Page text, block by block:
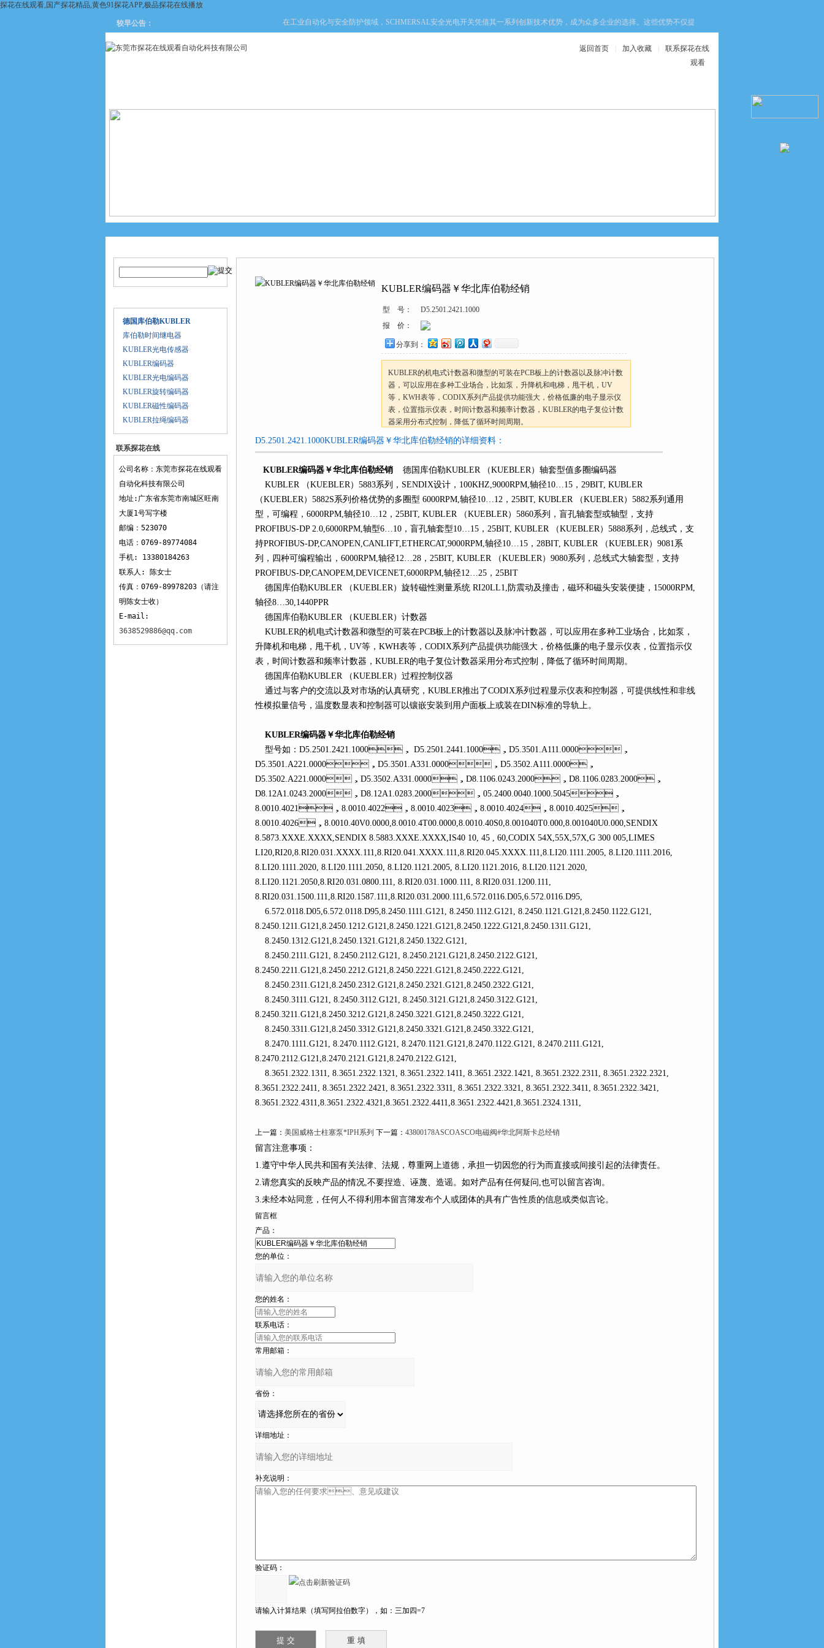
探花在线观看,国产探花精品,黄色91探花APP,极品探花在线播放
较早公告： 在工业自动化与安全防护领域，SCHMERSAL安全光电开关凭借其一系列创新技术优势，成为众多企业的选择。这些优势不仅提升了设备的安全性，还优化了生产效率与维护
返回首页 加入收藏
联系探花在线
观看
德国库伯勒KUBLER
库伯勒时间继电器
KUBLER光电传感器
KUBLER编码器
KUBLER光电编码器
KUBLER旋转编码器
KUBLER磁性编码器
KUBLER拉绳编码器
联系探花在线
观看
公司名称：东莞市探花在线观看
自动化科技有限公司
地址:广东省东莞市南城区旺南
大厦1号写字楼
邮编：523070
电话：0769-89774084
手机: 13380184263
联系人: 陈女士
传真：0769-89978203（请注
明陈女士收）
E-mail:
3638529886@qq.com
KUBLER编码器￥华北库伯勒经销
型 号：
D5.2501.2421.1000
报 价：
分享到：
KUBLER的机电式计数器和微型的可装在PCB板上的计数器以及脉冲计数
器，可以应用在多种工业场合，比如泵，升降机和电梯，甩干机，UV
等，KWH表等，CODIX系列产品提供功能强大，价格低廉的电子显示仪
表，位置指示仪表，时间计数器和频率计数器，KUBLER的电子复位计数
器采用分布式控制，降低了循环时间周期。
D5.2501.2421.1000KUBLER编码器￥华北库伯勒经销的详细资料：
KUBLER编码器￥华北库伯勒经销 德国库伯勒KUBLER （KUEBLER）轴套型值多圈编码器
KUBLER （KUEBLER）5883系列，SENDIX设计，100KHZ,9000RPM,轴径10…15，29BIT, KUBLER
（KUEBLER）5882S系列价格优势的多圈型 6000RPM,轴径10…12，25BIT, KUBLER （KUEBLER）5882系列通用
型，可编程，6000RPM,轴径10…12，25BIT, KUBLER （KUEBLER）5860系列，盲孔轴套型或轴型，支持
PROFIBUS-DP 2.0,6000RPM,轴型6…10，盲孔轴套型10…15，25BIT, KUBLER （KUEBLER）5888系列，总线式，支
持PROFIBUS-DP,CANOPEN,CANLIFT,ETHERCAT,9000RPM,轴径10…15，28BIT, KUBLER （KUEBLER）9081系
列，四种可编程输出，6000RPM,轴径12…28，25BIT, KUBLER （KUEBLER）9080系列，总线式大轴套型，支持
PROFIBUS-DP,CANOPEM,DEVICENET,6000RPM,轴径12…25，25BIT
德国库伯勒KUBLER （KUEBLER）旋转磁性测量系统 RI20LL1,防震动及撞击，磁环和磁头安装便捷，15000RPM,
轴径8…30,1440PPR
德国库伯勒KUBLER （KUEBLER）计数器
KUBLER的机电式计数器和微型的可装在PCB板上的计数器以及脉冲计数器，可以应用在多种工业场合，比如泵，
升降机和电梯，甩干机，UV等，KWH表等，CODIX系列产品提供功能强大，价格低廉的电子显示仪表，位置指示仪
表，时间计数器和频率计数器，KUBLER的电子复位计数器采用分布式控制，降低了循环时间周期。
德国库伯勒KUBLER （KUEBLER）过程控制仪器
通过与客户的交流以及对市场的认真研究，KUBLER推出了CODIX系列过程显示仪表和控制器，可提供线性和非线
性模拟量信号，温度数显表和控制器可以镶嵌安装到用户面板上或装在DIN标准的导轨上。
KUBLER编码器￥华北库伯勒经销
型号如：D5.2501.2421.1000， D5.2501.2441.1000，D5.3501.A111.0000，
D5.3501.A221.0000，D5.3501.A331.0000，D5.3502.A111.0000，
D5.3502.A221.0000，D5.3502.A331.0000，D8.1106.0243.2000，D8.1106.0283.2000，
D8.12A1.0243.2000，D8.12A1.0283.2000，05.2400.0040.1000.5045，
8.0010.4021，8.0010.4022，8.0010.4023，8.0010.4024，8.0010.4025，
8.0010.4026，8.0010.40V0.0000,8.0010.4T00.0000,8.0010.40S0,8.001040T0.000,8.001040U0.000,SENDIX
8.5873.XXXE.XXXX,SENDIX 8.5883.XXXE.XXXX,IS40 10, 45 , 60,CODIX 54X,55X,57X,G 300 005,LIMES
LI20,RI20,8.RI20.031.XXXX.111,8.RI20.041.XXXX.111,8.RI20.045.XXXX.111,8.LI20.1111.2005, 8.LI20.1111.2016,
8.LI20.1111.2020, 8.LI20.1111.2050, 8.LI20.1121.2005, 8.LI20.1121.2016, 8.LI20.1121.2020,
8.LI20.1121.2050,8.RI20.031.0800.111, 8.RI20.031.1000.111, 8.RI20.031.1200.111,
8.RI20.031.1500.111,8.RI20.1587.111,8.RI20.031.2000.111,6.572.0116.D05,6.572.0116.D95,
6.572.0118.D05,6.572.0118.D95,8.2450.1111.G121, 8.2450.1112.G121, 8.2450.1121.G121,8.2450.1122.G121,
8.2450.1211.G121,8.2450.1212.G121,8.2450.1221.G121,8.2450.1222.G121,8.2450.1311.G121,
8.2450.1312.G121,8.2450.1321.G121,8.2450.1322.G121,
8.2450.2111.G121, 8.2450.2112.G121, 8.2450.2121.G121,8.2450.2122.G121,
8.2450.2211.G121,8.2450.2212.G121,8.2450.2221.G121,8.2450.2222.G121,
8.2450.2311.G121,8.2450.2312.G121,8.2450.2321.G121,8.2450.2322.G121,
8.2450.3111.G121, 8.2450.3112.G121, 8.2450.3121.G121,8.2450.3122.G121,
8.2450.3211.G121,8.2450.3212.G121,8.2450.3221.G121,8.2450.3222.G121,
8.2450.3311.G121,8.2450.3312.G121,8.2450.3321.G121,8.2450.3322.G121,
8.2470.1111.G121, 8.2470.1112.G121, 8.2470.1121.G121,8.2470.1122.G121, 8.2470.2111.G121,
8.2470.2112.G121,8.2470.2121.G121,8.2470.2122.G121,
8.3651.2322.1311, 8.3651.2322.1321, 8.3651.2322.1411, 8.3651.2322.1421, 8.3651.2322.2311, 8.3651.2322.2321,
8.3651.2322.2411, 8.3651.2322.2421, 8.3651.2322.3311, 8.3651.2322.3321, 8.3651.2322.3411, 8.3651.2322.3421,
8.3651.2322.4311,8.3651.2322.4321,8.3651.2322.4411,8.3651.2322.4421,8.3651.2324.1311,
上一篇： 美国威格士柱塞泵*IPH系列 下一篇： 43800178ASCOASCO电磁阀#华北阿斯卡总经销
留言注意事项：
1.遵守中华人民共和国有关法律、法规，尊重网上道德，承担一切因您的行为而直接或间接引起的法律责任。
2.请您真实的反映产品的情况,不要捏造、诬蔑、造谣。如对产品有任何疑问,也可以留言咨询。
3.未经本站同意，任何人不得利用本留言簿发布个人或团体的具有广告性质的信息或类似言论。
留言框
产品：
您的单位：
您的姓名：
联系电话：
常用邮箱：
省份：
详细地址：
补充说明：
验证码：
请输入计算结果（填写阿拉伯数字），如：三加四=7